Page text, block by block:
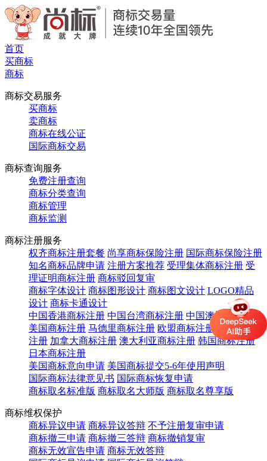
首页
买商标
商标
商标交易服务
买商标
卖商标
商标在线公证
国际商标交易
商标查询服务
免费注册查询
商标分类查询
商标管理
商标监测
商标注册服务
权齐商标注册套餐 尚享商标保险注册 国际商标保险注册
知名商标品牌申请 注册方案推荐 受理集体商标注册 受
理证明商标注册 商标驳回复审
商标字体设计 商标图形设计 商标图文设计 LOGO精品
设计 商标卡通设计
中国香港商标注册 中国台湾商标注册 中国澳门商标注册
美国商标注册 马德里商标注册 欧盟商标注册
英国商标
注册 加拿大商标注册 澳大利亚商标注册 韩国商标注册
日本商标注册
美国商标意向申请 美国商标提交5-6年使用声明
国际商标法律意见书 国际商标恢复申请
商标取名标准版 商标取名大师版 商标取名尊享版
商标维权保护
商标异议申请 商标异议答辩 不予注册复审申请
商标撤三申请 商标撤三答辩 商标撤销复审
商标无效宣告申请 商标无效答辩